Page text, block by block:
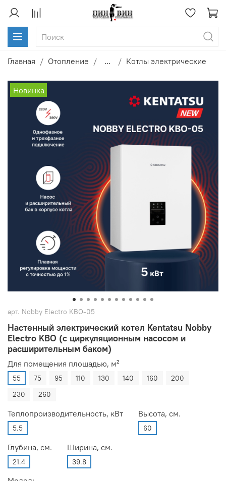
Главная Отопление ... Котлы электрические
Новинка
арт. Nobby Electro KBO-05
Настенный электрический котел Kentatsu Nobby
Electro KBO (с циркуляционным насосом и
расширительным баком)
Для помещения площадью, м²
55 75 95 110 130 140 160
200
230
260
Теплопроизводительность, кВт
5.5
Высота, см.
60
Глубина, см.
21.4
Ширина, см.
39.8